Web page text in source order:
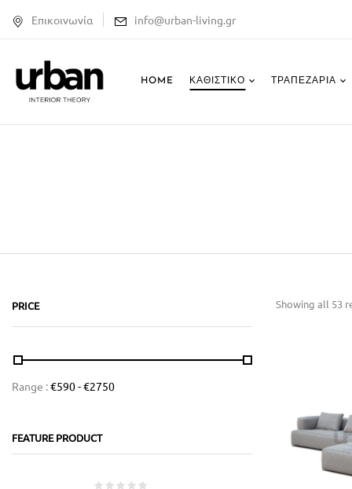
Επικοινωνία info@urban-living.gr
HOME ΚΑΘΙΣΤΙΚΌ ΤΡΑΠΕΖΑΡΊΑ
PRICE
Range :€590 - €2750
FEATURE PRODUCT
Showing all 53